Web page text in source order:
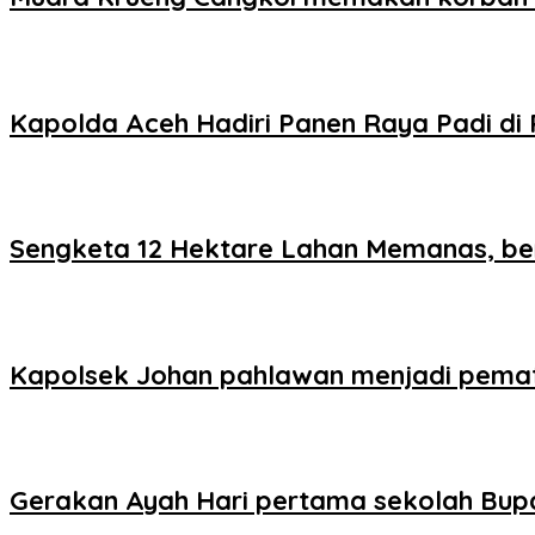
‎‎Kapolda Aceh Hadiri Panen Raya Padi
Sengketa 12 Hektare Lahan Memanas,
Kapolsek Johan pahlawan menjadi
Gerakan Ayah Hari pertama sekolah